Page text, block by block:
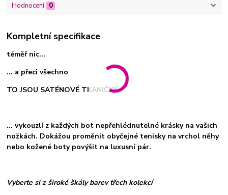
Hodnocení 0
Kompletní specifikace
téměř nic...
... a přeci všechno
TO JSOU SATÉNOVÉ TKANIČKY
... vykouzlí z každých bot nepřehlédnutelné krásky na vašich
nožkách. Dokážou proměnit obyčejné tenisky na vrchol něhy
nebo kožené boty povýšit na luxusní pár.
Vyberte si z široké škály barev třech kolekcí